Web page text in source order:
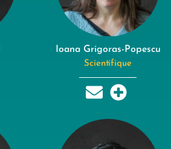
Ioana Grigoras-Popescu
Scientifique